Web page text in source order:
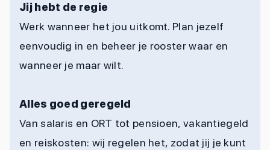
Jij hebt de regie
Werk wanneer het jou uitkomt. Plan jezelf
eenvoudig in en beheer je rooster waar en
wanneer je maar wilt.
Alles goed geregeld
Van salaris en ORT tot pensioen, vakantiegeld
en reiskosten: wij regelen het, zodat jij je kunt